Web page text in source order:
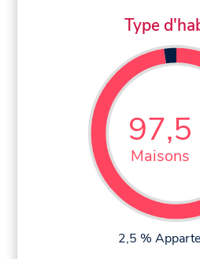
Type
97,5
Maisons
2,5 %